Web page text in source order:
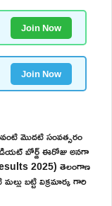
Join Now
Join Now
మొదటి సంవత్సరం
బోర్డ్ ఈరోజు అనగా
2025) తెలంగాణ
బట్టి విక్రమార్క గారి